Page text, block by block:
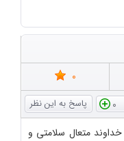
0
0
خداوند متعال سلامتی و